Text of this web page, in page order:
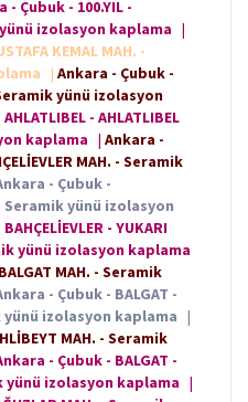
- Çubuk - 100.YIL -
yünü izolasyon kaplama |
KEMAL MAH. -
| Ankara - Çubuk -
Seramik yünü izolasyon
- AHLATLIBEL
kaplama | Ankara -
MAH. - Seramik
- Çubuk -
- Seramik yünü izolasyon
- YUKARI
yünü izolasyon kaplama
MAH. - Seramik
- Çubuk - BALGAT -
yünü izolasyon kaplama |
MAH. - Seramik
- Çubuk - BALGAT -
yünü izolasyon kaplama |